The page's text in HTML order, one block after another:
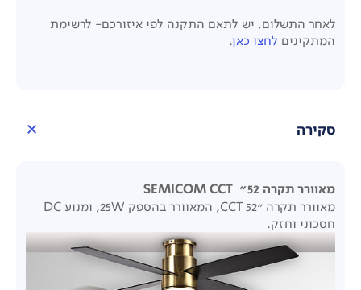
לאחר התשלום, יש לתאם התקנה לפי איזורכם- לרשימת
המתקיניםלחצו כאן.
סקירה
מאוורר תקרה 52" SEMICOM CCT
מאוורר תקרה "52 CCT, המאוורר בהספק 25W, ומנוע DC
חסכוני וחזק.